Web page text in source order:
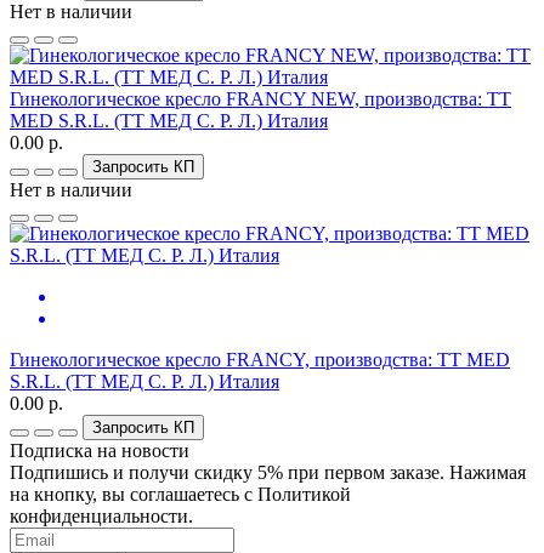
Нет в наличии
Гинекологическое кресло FRANCY NEW, производства: TT
MED S.R.L. (ТТ МЕД С. Р. Л.) Италия
0.00 р.
Запросить КП
Нет в наличии
Гинекологическое кресло FRANCY, производства: TT MED
S.R.L. (ТТ МЕД С. Р. Л.) Италия
0.00 р.
Запросить КП
Подписка на новости
Подпишись и получи скидку 5% при первом заказе. Нажимая
на кнопку, вы соглашаетесь с Политикой
конфиденциальности.